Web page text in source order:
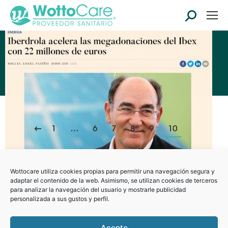
Wottocare utiliza cookies propias para permitir una navegación segura y
adaptar el contenido de la web. Asimismo, se utilizan cookies de terceros
para analizar la navegación del usuario y mostrarle publicidad
personalizada a sus gustos y perfil.
Buscar:
Archivos por año:
Estás aquí:
Inicio 2020
1 … 6 7 8 9 10